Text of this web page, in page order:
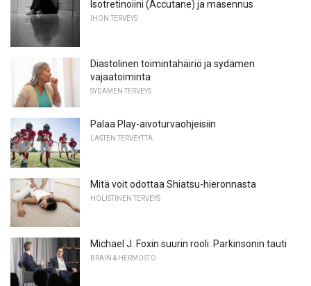
Isotretinoiini (Accutane) ja masennus
IHON TERVEYS
Diastolinen toimintahäiriö ja sydämen
vajaatoiminta
SYDÄMEN TERVEYS
Palaa Play-aivoturvaohjeisiin
LASTEN TERVEYTTÄ
Mitä voit odottaa Shiatsu-hieronnasta
HOLISTINEN TERVEYS
Michael J. Foxin suurin rooli: Parkinsonin tauti
BRAIN & HERMOSTO